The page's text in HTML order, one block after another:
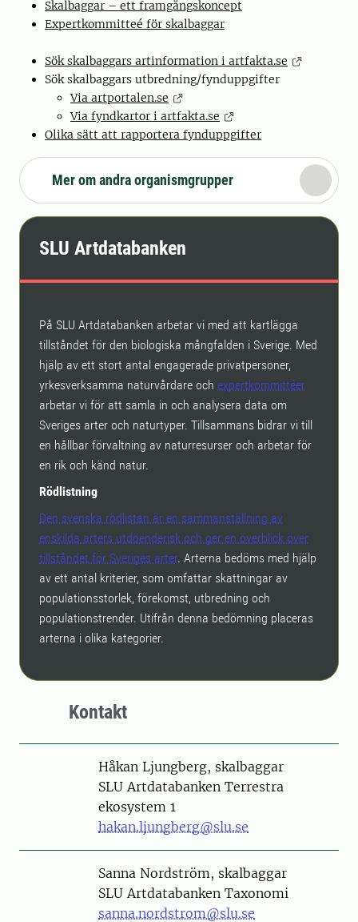
Skalbaggar – ett framgångskoncept
Expertkommitteé för skalbaggar
Sök skalbaggars artinformation i artfakta.se
Sök skalbaggars utbredning/fynduppgifter
Via artportalen.se
Via fyndkartor i artfakta.se
Olika sätt att rapportera fynduppgifter
Mer om andra organismgrupper
SLU Artdatabanken
På SLU Artdatabanken arbetar vi med att kartlägga
tillståndet för den biologiska mångfalden i Sverige. Med
hjälp av ett stort antal engagerade privatpersoner,
yrkesverksamma naturvårdare och expertkommittéer
arbetar vi för att samla in och analysera data om
Sveriges arter och naturtyper. Tillsammans bidrar vi till
en hållbar förvaltning av naturresurser och arbetar för
en rik och känd natur.
Rödlistning
Den svenska rödlistan är en sammanställning av
enskilda arters utdöenderisk och ger en överblick över
tillståndet för Sveriges arter. Arterna bedöms med hjälp
av ett antal kriterier, som omfattar skattningar av
populationsstorlek, förekomst, utbredning och
populationstrender. Utifrån denna bedömning placeras
arterna i olika kategorier.
Kontakt
PersonHåkan Ljungberg, skalbaggar
SLU Artdatabanken Terrestra
ekosystem 1
hakan.ljungberg@slu.se
PersonSanna Nordström, skalbaggar
SLU Artdatabanken Taxonomi
sanna.nordstrom@slu.se